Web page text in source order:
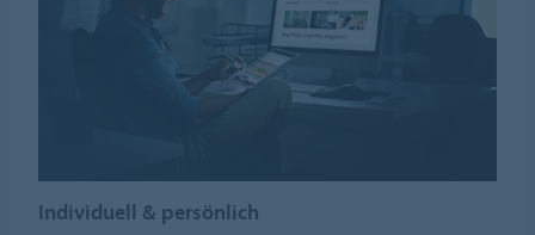
Individuell & persönlich